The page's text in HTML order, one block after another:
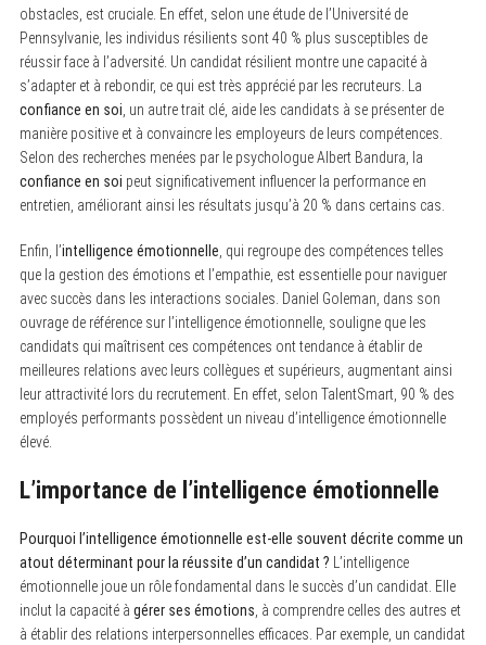
obstacles, est cruciale. En effet, selon une étude de l’Université de
Pennsylvanie, les individus résilients sont 40 % plus susceptibles de
réussir face à l’adversité. Un candidat résilient montre une capacité à
s’adapter et à rebondir, ce qui est très apprécié par les recruteurs. La
confiance en soi , un autre trait clé, aide les candidats à se présenter de
manière positive et à convaincre les employeurs de leurs compétences.
Selon des recherches menées par le psychologue Albert Bandura, la
confiance en soi peut significativement influencer la performance en
entretien, améliorant ainsi les résultats jusqu’à 20 % dans certains cas.
Enfin, l’intelligence émotionnelle , qui regroupe des compétences telles
que la gestion des émotions et l’empathie, est essentielle pour naviguer
avec succès dans les interactions sociales. Daniel Goleman, dans son
ouvrage de référence sur l’intelligence émotionnelle, souligne que les
candidats qui maîtrisent ces compétences ont tendance à établir de
meilleures relations avec leurs collègues et supérieurs, augmentant ainsi
leur attractivité lors du recrutement. En effet, selon TalentSmart, 90 % des
employés performants possèdent un niveau d’intelligence émotionnelle
élevé.
L’importance de l’intelligence émotionnelle
Pourquoi l’intelligence émotionnelle est-elle souvent décrite comme un
atout déterminant pour la réussite d’un candidat ? L’intelligence
émotionnelle joue un rôle fondamental dans le succès d’un candidat. Elle
inclut la capacité à gérer ses émotions , à comprendre celles des autres et
à établir des relations interpersonnelles efficaces. Par exemple, un candidat